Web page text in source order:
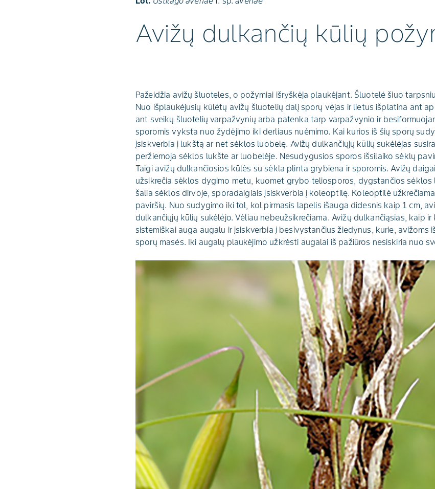
Avižų dulkančių kūlių
Pažeidžia avižų šluoteles, o požymiai išryškėja plaukėjant. Šluotelė šiuo
Nuo išplaukėjusių kūlėtų avižų šluotelių dalį sporų vėjas ir lietus išplatina ant
ant sveikų šluotelių varpažvynių arba patenka tarp varpažvynio ir
sporomis vyksta nuo žydėjimo iki derliaus nuėmimo. Kai kurios iš šių sporų
įsiskverbia į lukštą ar net sėklos luobelę. Avižų dulkančiųjų kūlių sukėlėjas
peržiemoja sėklos lukšte ar luobelėje. Nesudygusios sporos išsilaiko sėklų
Taigi avižų dulkančiosios kūlės su sėkla plinta grybiena ir sporomis. Avižų
užsikrečia sėklos dygimo metu, kuomet grybo teliosporos, dygstančios
šalia sėklos dirvoje, sporadaigiais įsiskverbia į koleoptilę. Koleoptilė
paviršių. Nuo sudygimo iki tol, kol pirmasis lapelis išauga didesnis kaip 1 cm,
dulkančiųjų kūlių sukėlėjo. Vėliau nebeužsikrečiama. Avižų dulkančiąsias, kaip
sistemiškai auga augalu ir įsiskverbia į besivystančius žiedynus, kurie, avižoms
sporų masės. Iki augalų plaukėjimo užkrėsti augalai iš pažiūros nesiskiria nuo